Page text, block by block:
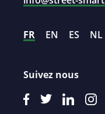
FR EN ES NL
Suivez nous